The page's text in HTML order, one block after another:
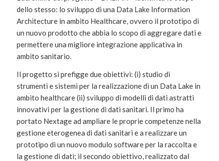
dello stesso: lo sviluppo di una Data Lake Information
Architecture in ambito Healthcare, ovvero il prototipo di
un nuovo prodotto che abbia lo scopo di aggregare dati e
permettere una migliore integrazione applicativa in
ambito sanitario.
Il progetto si prefigge due obiettivi: (i) studio di
strumenti e sistemi per la realizzazione di un Data Lake in
ambito healthcare (ii) sviluppo di modelli di dati astratti
innovativi per la gestione di dati sanitari. Il primo ha
portato Nextage ad ampliare le proprie competenze nella
gestione eterogenea di dati sanitari e a realizzare un
prototipo di un nuovo modulo software per la raccolta e
la gestione di dati; il secondo obiettivo, realizzato dal